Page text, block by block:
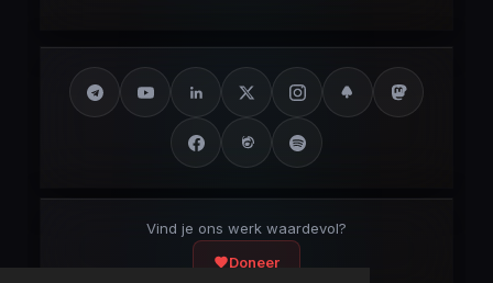
Vind je ons werk waardevol?
Doneer